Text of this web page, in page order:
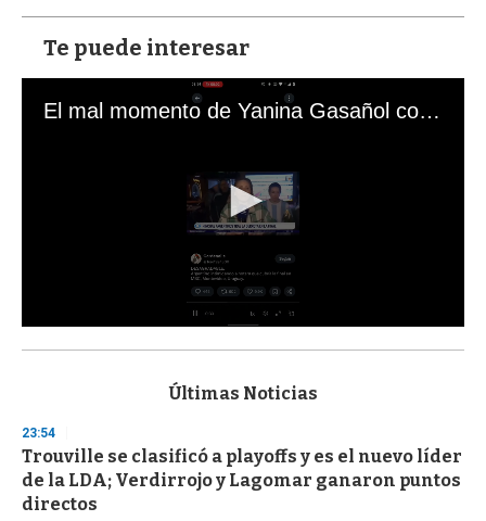
Te puede interesar
El mal momento de Yanina Gasañol con un hincha argentino en "Subrayado"
s
d
s
o
f
3
Últimas Noticias
23:54
Trouville se clasificó a playoffs y es el nuevo líder
de la LDA; Verdirrojo y Lagomar ganaron puntos
directos